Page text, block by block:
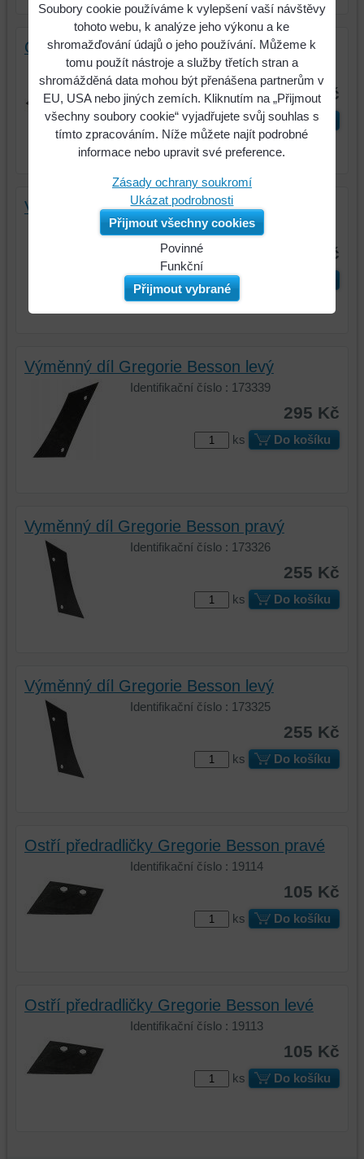
Odhrnovací deska Gregorie Besson levá
Identifikační číslo : 173403
1850 Kč
ks Do košíku
Výměnný díl Gregorie Besson pravý
Identifikační číslo : 173340
295 Kč
ks
Výměnný díl Gregorie Besson levý
Identifikační číslo : 173339
295 Kč
ks Do košíku
Vyměnný díl Gregorie Besson pravý
Identifikační číslo : 173326
255 Kč
ks Do košíku
Výměnný díl Gregorie Besson levý
Identifikační číslo : 173325
255 Kč
ks Do košíku
Ostří předradličky Gregorie Besson pravé
Identifikační číslo : 19114
105 Kč
ks Do košíku
Ostří předradličky Gregorie Besson levé
Identifikační číslo : 19113
105 Kč
ks Do košíku
Soubory cookie používáme k vylepšení vaší návštěvy
tohoto webu, k analýze jeho výkonu a ke
shromažďování údajů o jeho používání. Můžeme k
tomu použít nástroje a služby třetích stran a
shromážděná data mohou být přenášena partnerům v
EU, USA nebo jiných zemích. Kliknutím na „Přijmout
všechny soubory cookie“ vyjadřujete svůj souhlas s
tímto zpracováním. Níže můžete najít podrobné
informace nebo upravit své preference.
Zásady ochrany soukromí
Ukázat podrobnosti
Přijmout všechny cookies
Povinné
vašem
zařízení
(cookies
úložiště
možné
identifikovat
vaši
relaci
dosáhnout
zážitku
z
prohlížení
zabezpečení.
Funkční
zařízení
(soubory
cookie
úložiště
poskytovat
doplňkové
funkce,
které
zlepšují
ukládat
některé
vaše
preference
bez
uživatelského
přihlášení,
používat
a/nebo
zdroje
Přijmout vybrané